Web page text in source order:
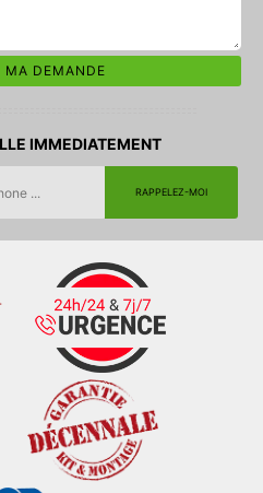
IMMEDIATEMENT